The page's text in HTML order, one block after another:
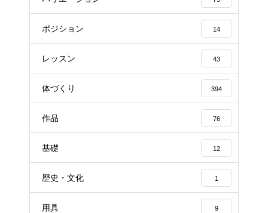
ポジション 14
レッスン 43
体づくり 394
作品 76
基礎 12
歴史・文化 1
用具 9